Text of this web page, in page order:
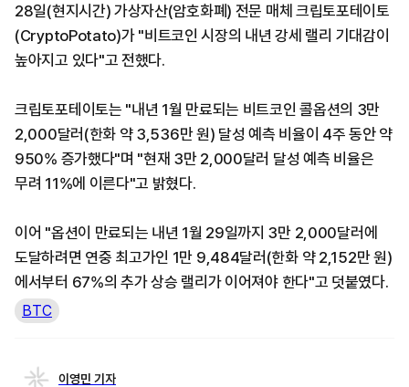
28일(현지시간) 가상자산(암호화폐) 전문 매체 크립토포테이토
(CryptoPotato)가 "비트코인 시장의 내년 강세 랠리 기대감이
높아지고 있다"고 전했다.
크립토포테이토는 "내년 1월 만료되는 비트코인 콜옵션의 3만
2,000달러(한화 약 3,536만 원) 달성 예측 비율이 4주 동안 약
950% 증가했다"며 "현재 3만 2,000달러 달성 예측 비율은
무려 11%에 이른다"고 밝혔다.
이어 "옵션이 만료되는 내년 1월 29일까지 3만 2,000달러에
도달하려면 연중 최고가인 1만 9,484달러(한화 약 2,152만 원)
에서부터 67%의 추가 상승 랠리가 이어져야 한다"고 덧붙였다.
BTC
이영민 기자